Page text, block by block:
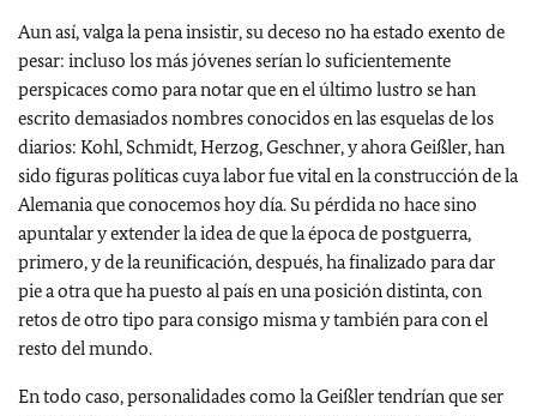
Aun así, valga la pena insistir, su deceso no ha estado exento de
pesar: incluso los más jóvenes serían lo suficientemente
perspicaces como para notar que en el último lustro se han
escrito demasiados nombres conocidos en las esquelas de los
diarios: Kohl, Schmidt, Herzog, Geschner, y ahora Geißler, han
sido figuras políticas cuya labor fue vital en la construcción de la
Alemania que conocemos hoy día. Su pérdida no hace sino
apuntalar y extender la idea de que la época de postguerra,
primero, y de la reunificación, después, ha finalizado para dar
pie a otra que ha puesto al país en una posición distinta, con
retos de otro tipo para consigo misma y también para con el
resto del mundo.
En todo caso, personalidades como la Geißler tendrían que ser